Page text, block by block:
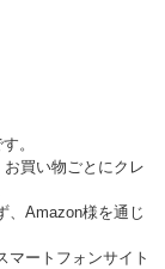
。
買い物ごとにクレ
、Amazon様を通じ
ートフォンサイト